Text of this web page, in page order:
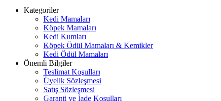
Kategoriler
Kedi Mamaları
Köpek Mamaları
Kedi Kumları
Köpek Ödül Mamaları & Kemikler
Kedi Ödül Mamaları
Önemli Bilgiler
Teslimat Koşulları
Üyelik Sözleşmesi
Satış Sözleşmesi
Garanti ve İade Koşulları